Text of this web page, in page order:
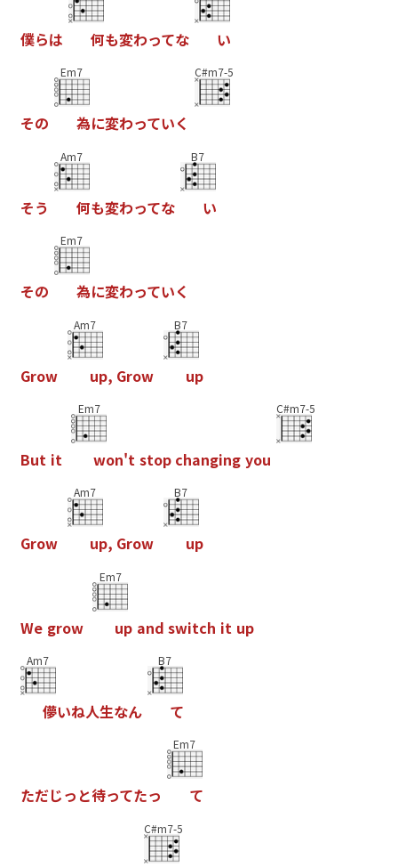
僕らは 何も変わってな い
その
Em7
為に変わっていく
C#m7-5
そう
Am7
何も変わってな
B7
い
その
Em7
為に変わっていく
Grow
Am7
up, Grow
B7
up
But it
Em7
won't stop changing you
C#m7-5
Grow
Am7
up, Grow
B7
up
We grow
Em7
up and switch it up
Am7
儚いね人生なん
B7
て
ただじっ と待ってたっ
Em7
て
C#m7-5